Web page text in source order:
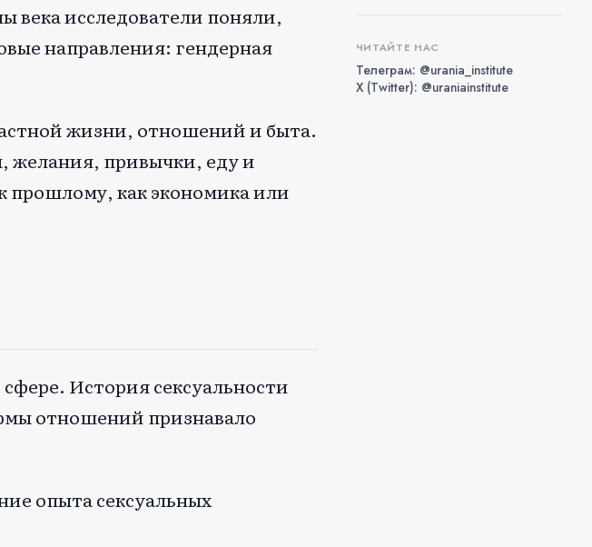
века исследователи поняли,
направления: гендерная
жизни, отношений и быта.
желания, привычки, еду и
прошлому, как экономика или
История сексуальности
отношений признавало
опыта сексуальных
ЧИТАЙТЕ НАС
Телеграм: @urania_institute
X (Twitter): @uraniainstitute